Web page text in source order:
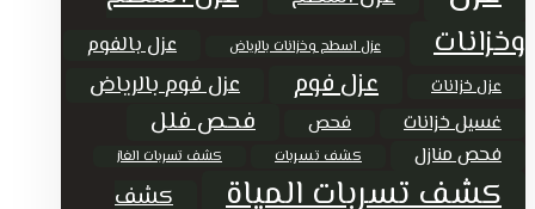
وخزانات
عزل اسطح وخزانات بالرياض عزل بالفوم
عزل خزانات عزل فوم عزل فوم بالرياض
غسيل خزانات فحص فحص فلل
فحص منازل كشف تسربات كشف تسربات الغاز
كشف تسربات المياة
كشف